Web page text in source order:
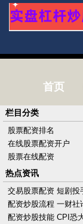
首页
栏目分类
股票配资排名
在线股票配资开户
股票在线配资
热点资讯
交易股票配资 短剧投
察：“挥金如土”，一
配资炒股流程 一财社
改革勾勒中国式现代
配资炒股技能 CPI恐